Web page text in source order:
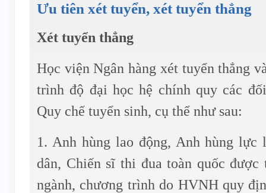
Ưu tiên xét tuyển, xét tuyển thẳng
Xét tuyển thẳng
Học viện Ngân hàng xét tuyển thẳng
trình độ đại học hệ chính quy các
Quy chế tuyển sinh, cụ thể như sau:
1. Anh hùng lao động, Anh hùng lực
dân, Chiến sĩ thi đua toàn quốc được
ngành, chương trình do HVNH quy